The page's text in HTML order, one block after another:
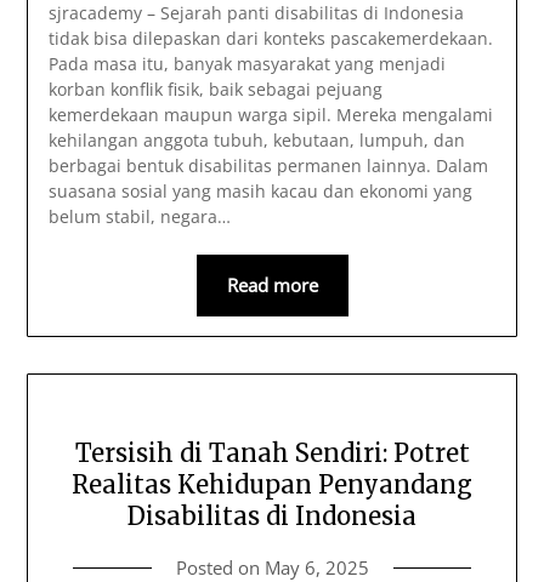
sjracademy – Sejarah panti disabilitas di Indonesia
tidak bisa dilepaskan dari konteks pascakemerdekaan.
Pada masa itu, banyak masyarakat yang menjadi
korban konflik fisik, baik sebagai pejuang
kemerdekaan maupun warga sipil. Mereka mengalami
kehilangan anggota tubuh, kebutaan, lumpuh, dan
berbagai bentuk disabilitas permanen lainnya. Dalam
suasana sosial yang masih kacau dan ekonomi yang
belum stabil, negara…
Read more
Tersisih di Tanah Sendiri: Potret
Realitas Kehidupan Penyandang
Disabilitas di Indonesia
Posted on May 6, 2025